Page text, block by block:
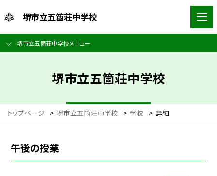
堺市立五箇荘中学校
堺市立五箇荘中学校メニュー
堺市立五箇荘中学校
トップページ > 堺市立五箇荘中学校 > 学校 > 詳細
午後の授業